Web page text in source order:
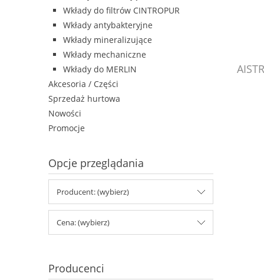
Wkłady do filtrów CINTROPUR
Wkłady antybakteryjne
Wkłady mineralizujące
Wkłady mechaniczne
Wkłady do MERLIN
Akcesoria / Części
Sprzedaż hurtowa
Nowości
Promocje
Opcje przeglądania
Producent: (wybierz)
Cena: (wybierz)
Producenci